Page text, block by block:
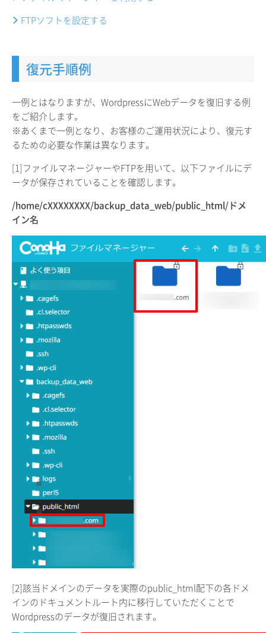
FTPソフトを設定する
復元手順例
一例とはなりますが、WordpressにWebデータを復旧する例
をご紹介します。
※あくまで一例となり、お客様のご運用状況により、復元す
るための必要な作業は異なります。
[1]ファイルマネージャーやFTPを用いて、以下ファイルにデ
ータが保存されていることを確認します。
/home/cXXXXXXXX/backup_data_web/public_html/ドメ
イン名
[2]該当ドメインのデータを実際のpublic_html配下の各ドメ
インのドキュメントルート内に移行していただくことで
Wordpressのデータが復旧されます。